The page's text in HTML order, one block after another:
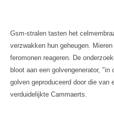
Gsm-stralen tasten het
verzwakken hun geheugen.
feromonen reageren. De
bloot aan een golvengenerator, "in
golven geproduceerd door die van
verduidelijkte Cammaerts.